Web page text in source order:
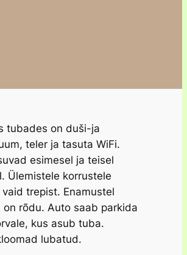
tubades on duši-ja
teler ja tasuta WiFi.
esimesel ja teisel
Ülemistele korrustele
trepist. Enamustel
rõdu. Auto saab parkida
kus asub tuba.
lubatud.